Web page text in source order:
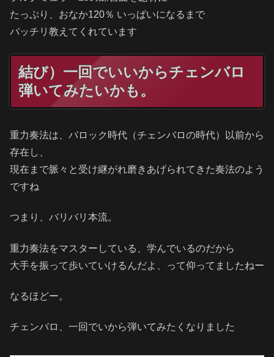
たっぷり、おなか120％ いっぱいになるまで
バッチリ教えてくれています
結び）一回でいいからチェンバロ
弾いてみたいかも。
重力奏法は、バロック時代（チェンバロの時代）以前から
存在し、
現在まで脈々と受け継がれ磨きあげられてきた奏法のよう
ですね
つまり、バリバリ本流。
重力奏法をマスターしている、学んでいるのだから
大手を振って歩いていけるんだよ、って仰ってましたねー
なるほどー。
チェンバロ、一回でいから弾いてみたくなりました